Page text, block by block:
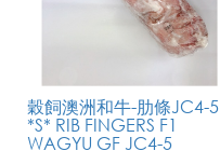
穀飼澳洲和牛-肋條JC4-5
*S* RIB FINGERS F1
WAGYU GF JC4-5